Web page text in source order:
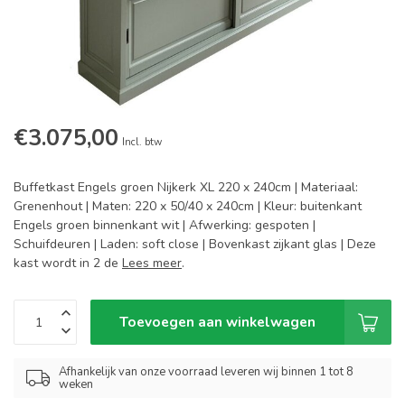
€3.075,00 Incl. btw
Buffetkast Engels groen Nijkerk XL 220 x 240cm | Materiaal:
Grenenhout | Maten: 220 x 50/40 x 240cm | Kleur: buitenkant
Engels groen binnenkant wit | Afwerking: gespoten |
Schuifdeuren | Laden: soft close | Bovenkast zijkant glas | Deze
kast wordt in 2 de Lees meer.
Toevoegen aan winkelwagen
Afhankelijk van onze voorraad leveren wij binnen 1 tot 8
weken